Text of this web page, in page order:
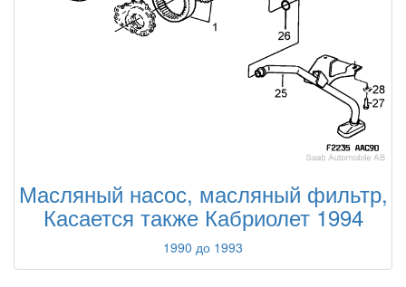
Масляный насос, масляный фильтр,
Касается также Кабриолет 1994
1990 до 1993